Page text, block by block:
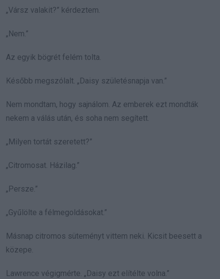
„Vársz valakit?” kérdeztem.
„Nem.”
Az egyik bögrét felém tolta.
Később megszólalt. „Daisy születésnapja van.”
Nem mondtam, hogy sajnálom. Az emberek ezt mondták
nekem a válás után, és soha nem segített.
„Milyen tortát szeretett?”
„Citromosat. Házilag.”
„Persze.”
„Gyűlölte a félmegoldásokat.”
Másnap citromos süteményt vittem neki. Kicsit beesett a
közepe.
Lawrence végigmérte. „Daisy ezt elítélte volna.”